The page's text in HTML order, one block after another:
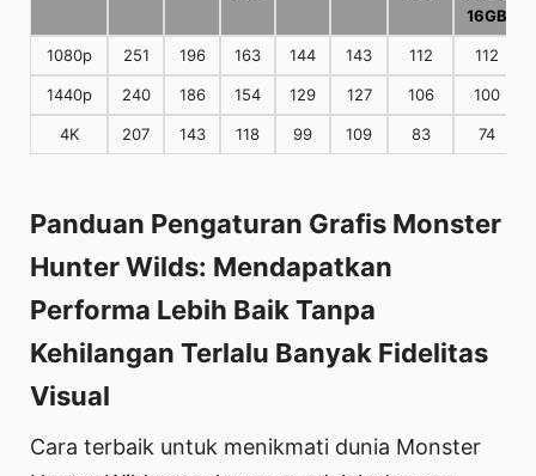
16GB
1080p 251 196 163 144 143 112 112
1440p 240 186 154 129 127 106 100
4K 207 143 118 99 109 83 74
Panduan Pengaturan Grafis Monster
Hunter Wilds: Mendapatkan
Performa Lebih Baik Tanpa
Kehilangan Terlalu Banyak Fidelitas
Visual
Cara terbaik untuk menikmati dunia Monster